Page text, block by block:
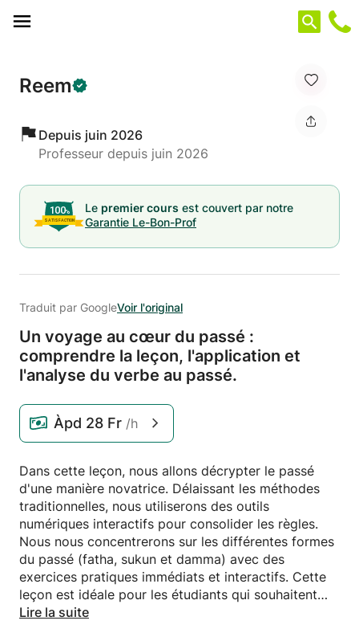
Reem
Depuis juin 2026
Professeur depuis juin 2026
Le premier cours est couvert par notre
Garantie Le-Bon-Prof
Traduit par GoogleVoir l'original
Un voyage au cœur du passé :
comprendre la leçon, l'application et
l'analyse du verbe au passé.
Àpd 28 Fr /h
Dans cette leçon, nous allons décrypter le passé
d'une manière novatrice. Délaissant les méthodes
traditionnelles, nous utiliserons des outils
numériques interactifs pour consolider les règles.
Nous nous concentrerons sur les différentes formes
du passé (fatha, sukun et damma) avec des
exercices pratiques immédiats et interactifs. Cette
leçon est idéale pour les étudiants qui souhaitent
développer leurs compétences en arabe ou en
Lire la suite